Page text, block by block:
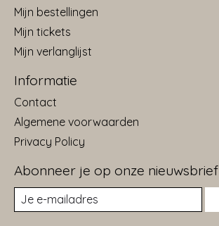
Mijn bestellingen
Mijn tickets
Mijn verlanglijst
Informatie
Contact
Algemene voorwaarden
Privacy Policy
Abonneer je op onze nieuwsbrief